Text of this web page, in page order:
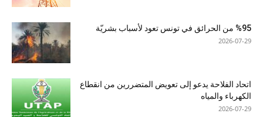
%95 من الحرائق في تونس تعود لأسباب بشريّة
2026-07-29
اتحاد الفلاحة يدعو إلى تعويض المتضررين من انقطاع
الكهرباء والمياه
2026-07-29